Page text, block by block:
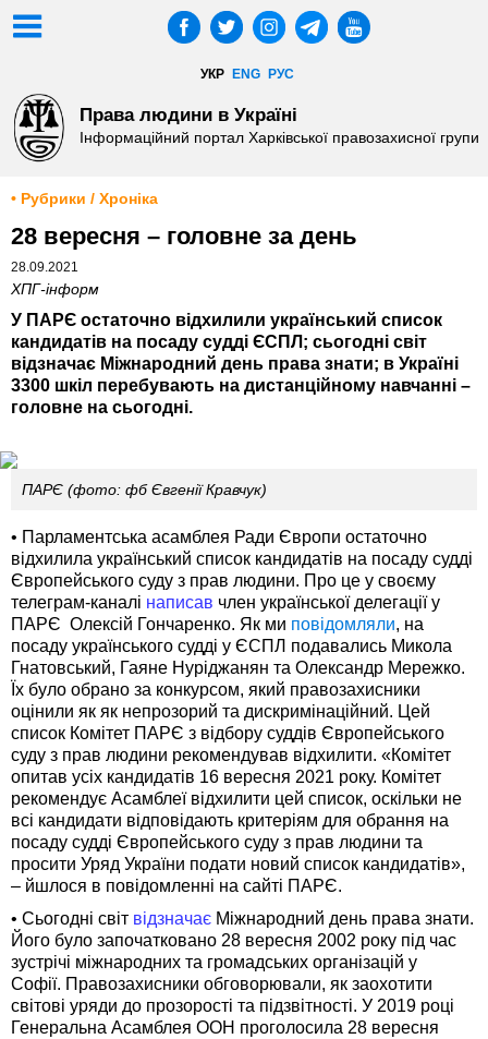
УКР ENG РУС
Права людини в Україні
Інформаційний портал Харківської правозахисної групи
• Рубрики / Хроніка
28 вересня – головне за день
28.09.2021
ХПГ-інформ
У ПАРЄ остаточно відхилили український список
кандидатів на посаду судді ЄСПЛ; сьогодні світ
відзначає Міжнародний день права знати; в Україні
3300 шкіл перебувають на дистанційному навчанні –
головне на сьогодні.
ПАРЄ (фото: фб Євгенії Кравчук)
• Парламентська асамблея Ради Європи остаточно
відхилила український список кандидатів на посаду судді
Європейського суду з прав людини. Про це у своєму
телеграм-каналі написав член української делегації у
ПАРЄ Олексій Гончаренко. Як ми повідомляли, на
посаду українського судді у ЄСПЛ подавались Микола
Гнатовський, Гаяне Нуріджанян та Олександр Мережко.
Їх було обрано за конкурсом, який правозахисники
оцінили як як непрозорий та дискримінаційний. Цей
список Комітет ПАРЄ з відбору суддів Європейського
суду з прав людини рекомендував відхилити. «Комітет
опитав усіх кандидатів 16 вересня 2021 року. Комітет
рекомендує Асамблеї відхилити цей список, оскільки не
всі кандидати відповідають критеріям для обрання на
посаду судді Європейського суду з прав людини та
просити Уряд України подати новий список кандидатів»,
– йшлося в повідомленні на сайті ПАРЄ.
• Сьогодні світ відзначає Міжнародний день права знати.
Його було започатковано 28 вересня 2002 року під час
зустрічі міжнародних та громадських організацій у
Софії. Правозахисники обговорювали, як заохотити
світові уряди до прозорості та підзвітності. У 2019 році
Генеральна Асамблея ООН проголосила 28 вересня